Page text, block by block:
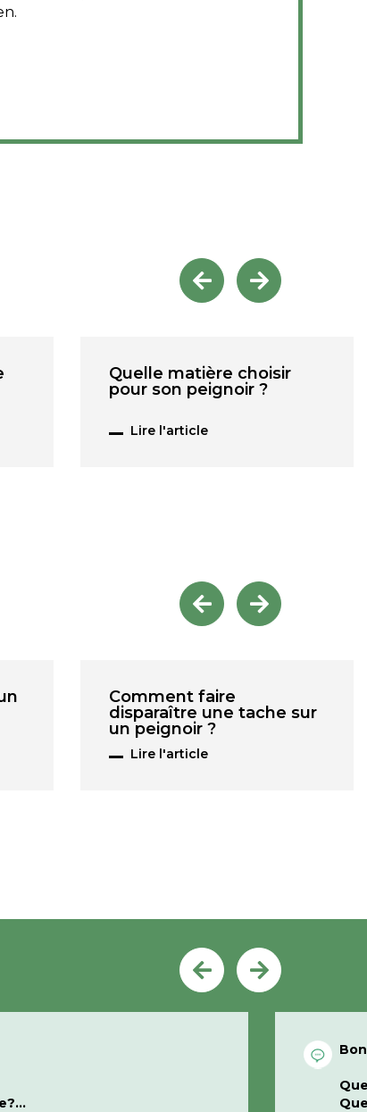
Quelle matière choisir
pour son peignoir ?
Lire l'article
Comment faire
disparaître une tache sur
un peignoir ?
Lire l'article